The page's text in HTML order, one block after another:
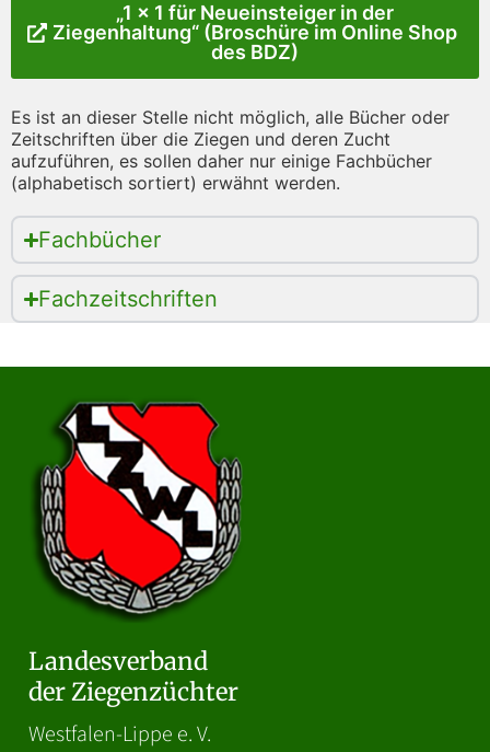
„1 x 1 für Neueinsteiger in der
Ziegenhaltung“ (Broschüre im Online Shop
des BDZ)
Es ist an dieser Stelle nicht möglich, alle Bücher oder
Zeitschriften über die Ziegen und deren Zucht
aufzuführen, es sollen daher nur einige Fachbücher
(alphabetisch sortiert) erwähnt werden.
Fachbücher
Fachzeitschriften
Landesverband
der Ziegenzüchter
Westfalen-Lippe e. V.